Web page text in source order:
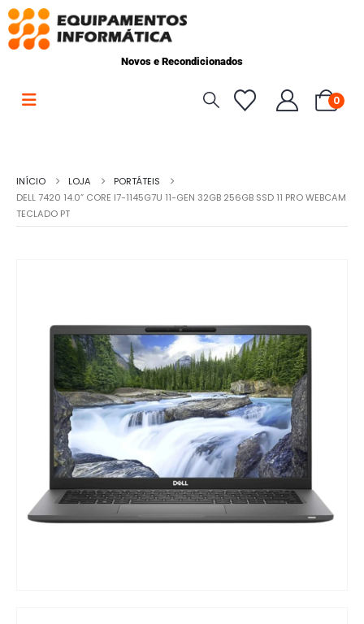
Novos e Recondicionados
0
INÍCIO LOJA
PORTÁTEIS
DELL 7420 14.0” CORE I7-1145G7U 11-GEN 32GB 256GB SSD 11 PRO WEBCAM
TECLADO PT